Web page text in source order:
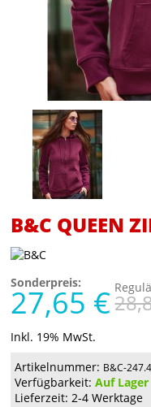
B&C QUEEN
Sonderpreis:
27,65 €
Inkl. 19% MwSt.
Artikelnummer: B&C-
Verfügbarkeit:Auf Lager
Lieferzeit: 2-4 Werktage